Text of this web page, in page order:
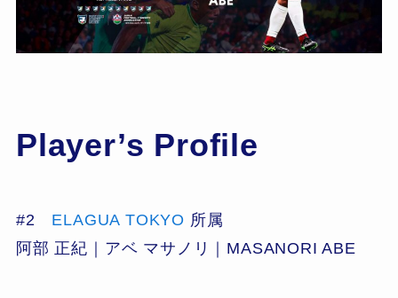
Player’s Profile
#2 ELAGUA TOKYO 所属
阿部 正紀｜アベ マサノリ｜MASANORI ABE